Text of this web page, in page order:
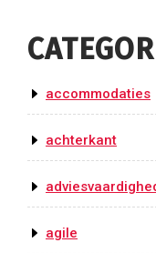
accommodaties
achterkant
agile